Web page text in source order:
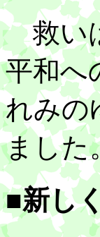
救い
平和へ
れみの
ました
■新し